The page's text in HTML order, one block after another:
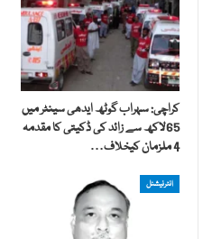
کراچی: سہراب گوٹھ ایدھی سینٹر میں
65لاکھ سے زائد کی ڈکیتی کا مقدمہ
4 ملزمان کیخلاف…
انٹرنیشنل